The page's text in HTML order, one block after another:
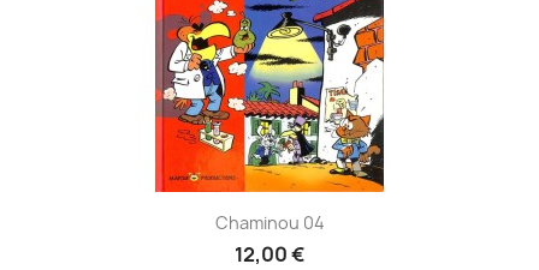
Chaminou 04
12,00 €